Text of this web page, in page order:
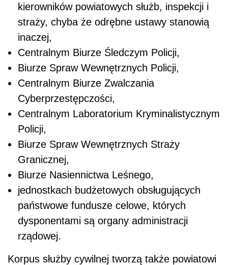
kierowników powiatowych służb, inspekcji i
straży, chyba że odrębne ustawy stanowią
inaczej,
Centralnym Biurze Śledczym Policji,
Biurze Spraw Wewnętrznych Policji,
Centralnym Biurze Zwalczania
Cyberprzestępczości,
Centralnym Laboratorium Kryminalistycznym
Policji,
Biurze Spraw Wewnętrznych Straży
Granicznej,
Biurze Nasiennictwa Leśnego,
jednostkach budżetowych obsługujących
państwowe fundusze celowe, których
dysponentami są organy administracji
rządowej.
Korpus służby cywilnej tworzą także powiatowi